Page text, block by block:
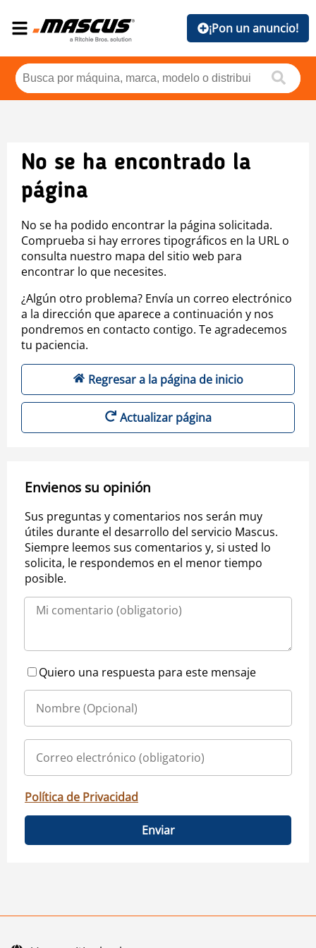
¡Pon un anuncio!
No se ha encontrado la
página
No se ha podido encontrar la página solicitada.
Comprueba si hay errores tipográficos en la URL o
consulta nuestro mapa del sitio web para
encontrar lo que necesites.
¿Algún otro problema? Envía un correo electrónico
a la dirección que aparece a continuación y nos
pondremos en contacto contigo. Te agradecemos
tu paciencia.
Regresar a la página de inicio
Actualizar página
Envienos su opinión
Sus preguntas y comentarios nos serán muy
útiles durante el desarrollo del servicio Mascus.
Siempre leemos sus comentarios y, si usted lo
solicita, le respondemos en el menor tiempo
posible.
Quiero una respuesta para este mensaje
Política de Privacidad
Enviar